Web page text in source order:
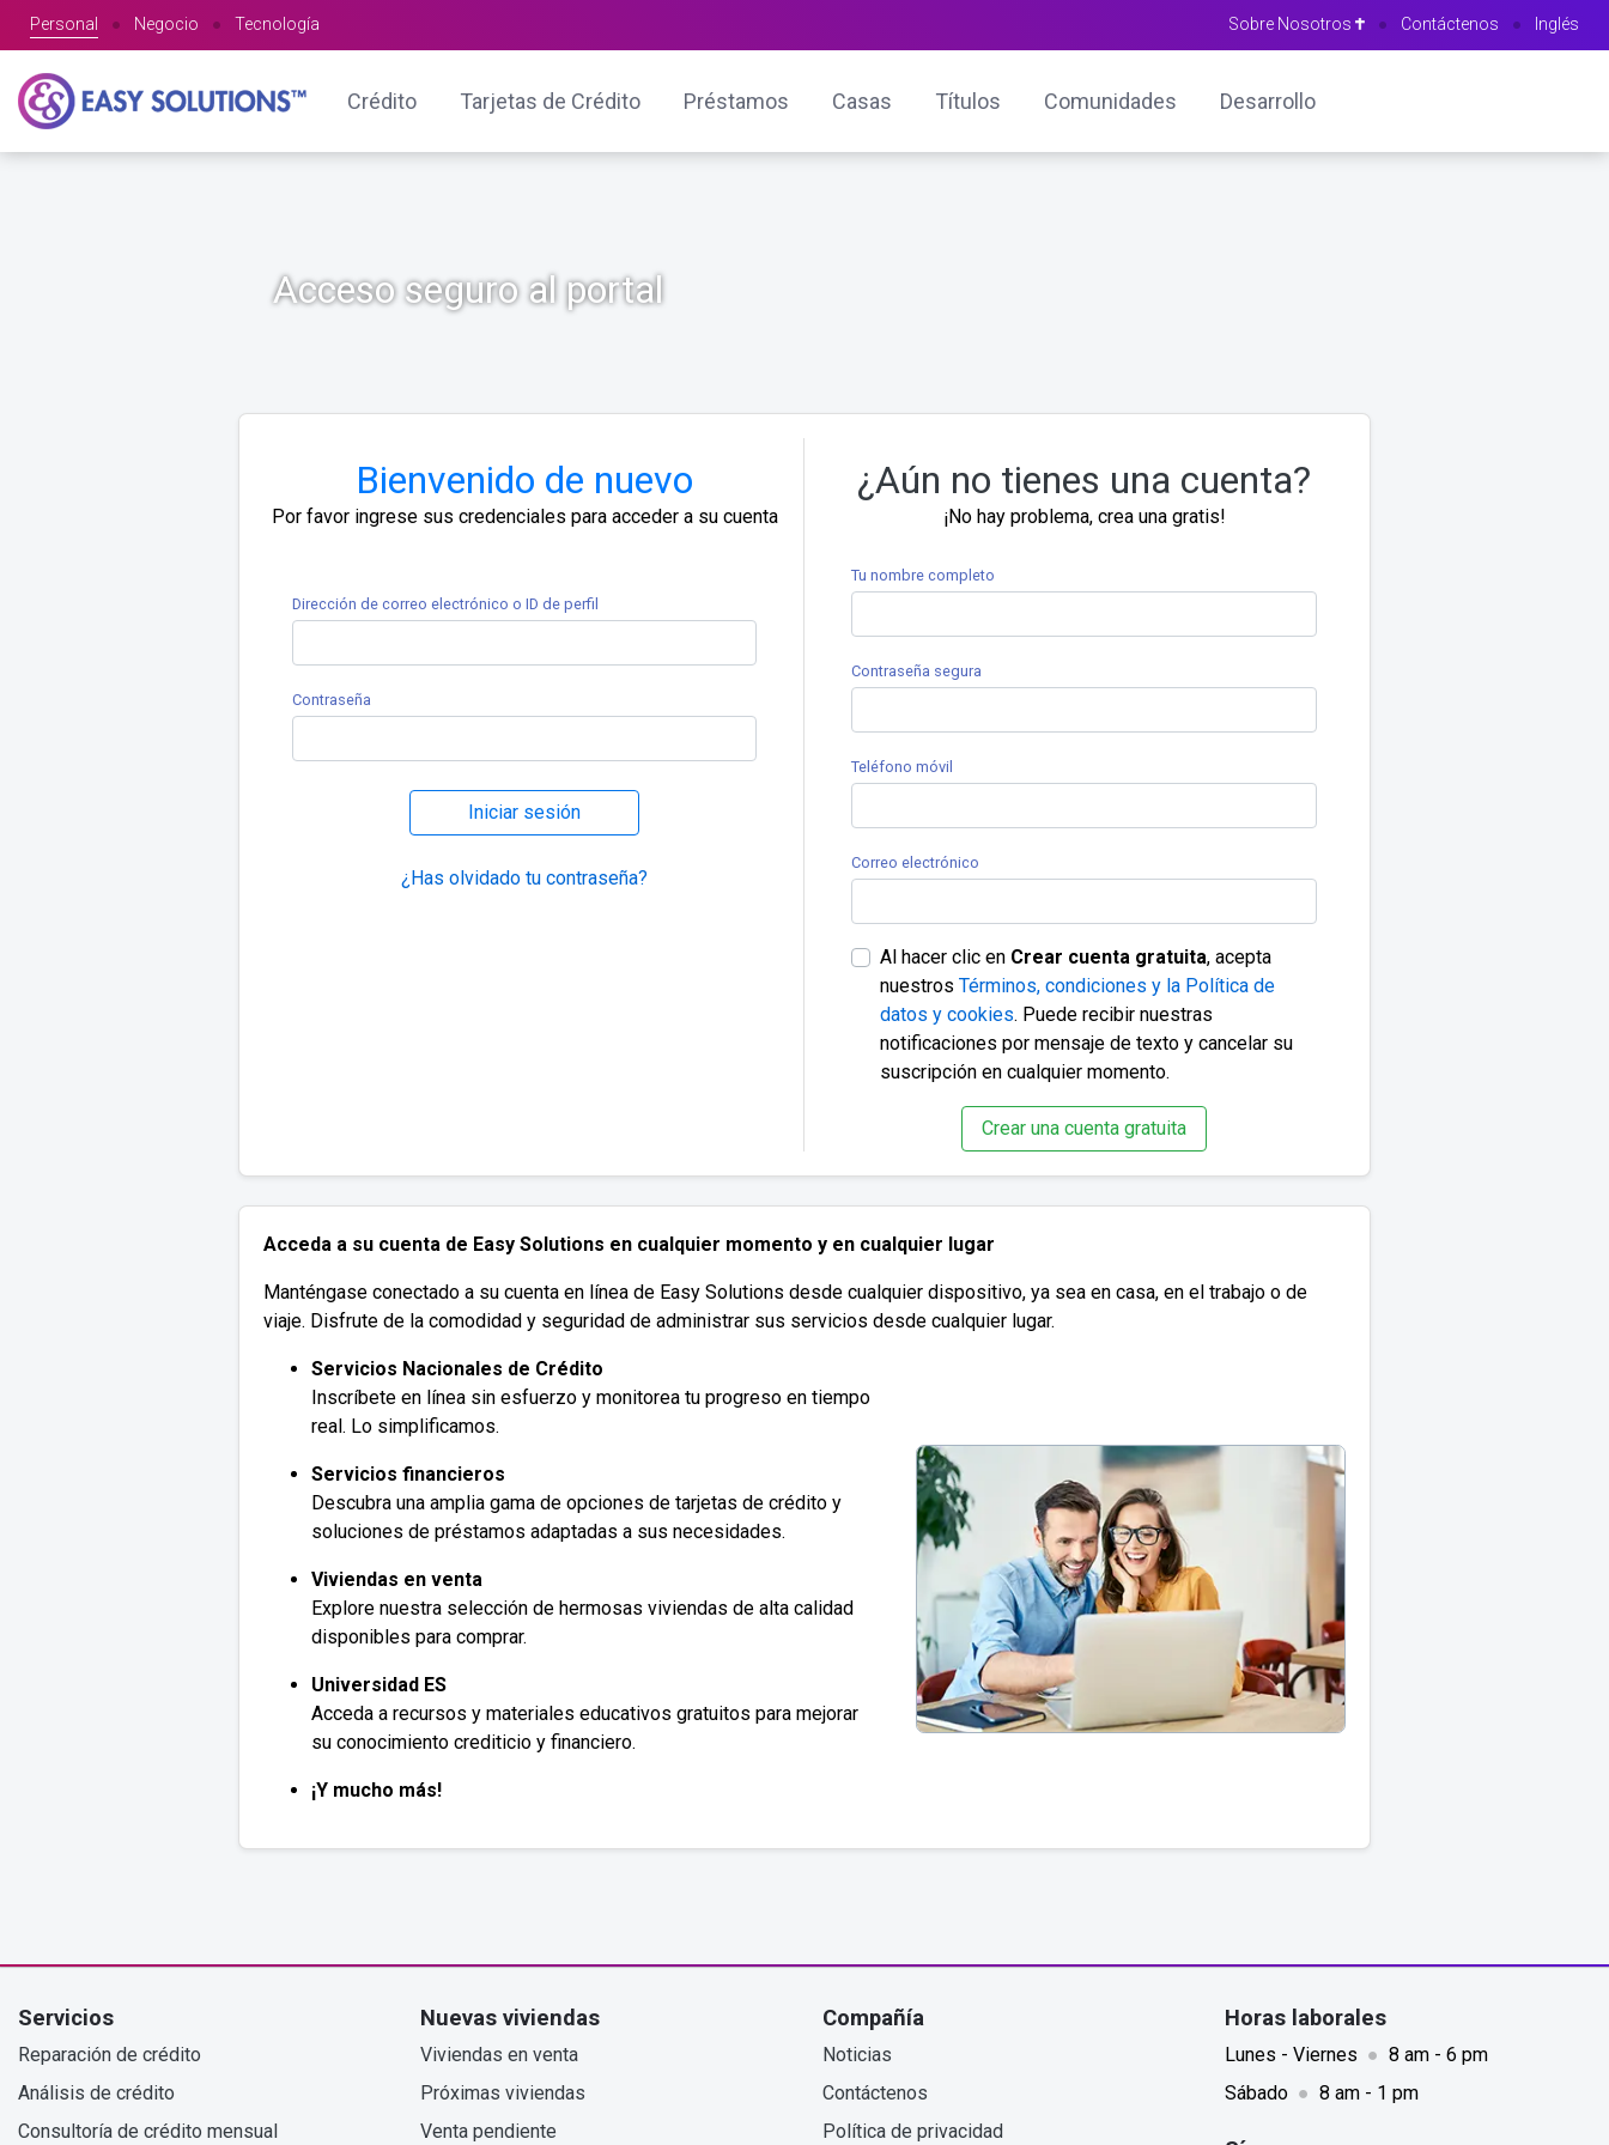
Personal ● Negocio ● Tecnología Sobre Nosotros ● Contáctenos ● Inglés
Crédito Tarjetas de Crédito Préstamos Casas Títulos Comunidades Desarrollo
Acceso seguro al portal
Bienvenido de nuevo
Por favor ingrese sus credenciales para acceder a su cuenta
Dirección de correo electrónico o ID de perfil
Contraseña
Iniciar sesión
¿Has olvidado tu contraseña?
¿Aún no tienes una cuenta?
¡No hay problema, crea una gratis!
Tu nombre completo
Contraseña segura
Teléfono móvil
Correo electrónico
Al hacer clic en Crear cuenta gratuita, acepta
nuestros Términos, condiciones y la Política de
datos y cookies. Puede recibir nuestras
notificaciones por mensaje de texto y cancelar su
suscripción en cualquier momento.
Crear una cuenta gratuita
Acceda a su cuenta de Easy Solutions en cualquier momento y en cualquier lugar
Manténgase conectado a su cuenta en línea de Easy Solutions desde cualquier dispositivo, ya sea en casa, en el trabajo o de
viaje. Disfrute de la comodidad y seguridad de administrar sus servicios desde cualquier lugar.
Servicios Nacionales de Crédito
Inscríbete en línea sin esfuerzo y monitorea tu progreso en tiempo
real. Lo simplificamos.
Servicios financieros
Descubra una amplia gama de opciones de tarjetas de crédito y
soluciones de préstamos adaptadas a sus necesidades.
Viviendas en venta
Explore nuestra selección de hermosas viviendas de alta calidad
disponibles para comprar.
Universidad ES
Acceda a recursos y materiales educativos gratuitos para mejorar
su conocimiento crediticio y financiero.
¡Y mucho más!
Servicios
Reparación de crédito
Análisis de crédito
Consultoría de crédito mensual
Nuevas viviendas
Viviendas en venta
Próximas viviendas
Venta pendiente
Compañía
Noticias
Contáctenos
Política de privacidad
Horas laborales
Lunes - Viernes ● 8 am - 6 pm
Sábado ● 8 am - 1 pm